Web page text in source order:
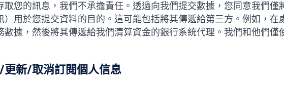
取您的訊息，我們不承擔責任。透過向我們提交數據，您同意我們僅
）用於您提交資料的目的。這可能包括將其傳遞給第三方。例如，在
數據，然後將其傳遞給我們清算資金的銀行系統代理。我們和他們僅
更新/取消訂閱個人信息